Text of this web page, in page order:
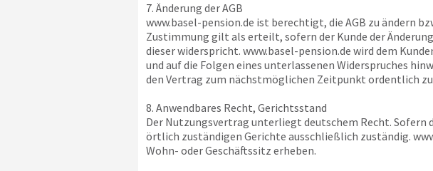
7. Änderung der AGB
www.basel-pension.de ist berechtigt, die AGB zu ändern
Zustimmung gilt als erteilt, sofern der Kunde der
dieser widerspricht. www.basel-pension.de wird dem
und auf die Folgen eines unterlassenen Widerspruches
den Vertrag zum nächstmöglichen Zeitpunkt ordentlich
8. Anwendbares Recht, Gerichtsstand
Der Nutzungsvertrag unterliegt deutschem Recht. Sofern
örtlich zuständigen Gerichte ausschließlich zuständig.
Wohn- oder Geschäftssitz erheben.